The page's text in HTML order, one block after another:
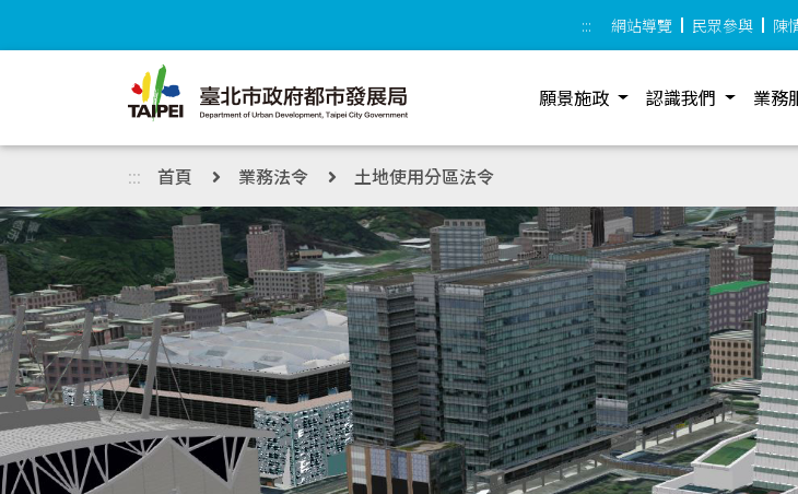
::: 網站導覽 民眾參與 陳
願景施政 認識我們 業務
::: 首頁 業務法令 土地使用分區法令